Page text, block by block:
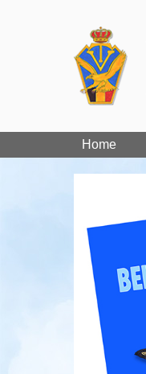
Home